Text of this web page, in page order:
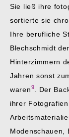
Sie ließ ihre
sortierte sie
Ihre berufliche
Blechschmidt
Hinterzimmern
Jahren sonst
waren9
. Der
ihrer
Modenschauen,